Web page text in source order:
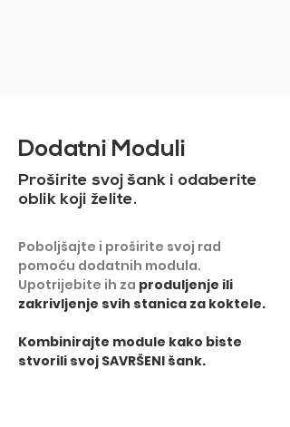
Dodatni Moduli
Proširite svoj šank i odaberite
oblik koji želite.
Poboljšajte i proširite svoj rad
pomoću dodatnih modula.
Upotrijebite ih za produljenje ili
zakrivljenje svih stanica za koktele.
​Kombinirajte module kako biste
stvorili svoj SAVRŠENI šank.